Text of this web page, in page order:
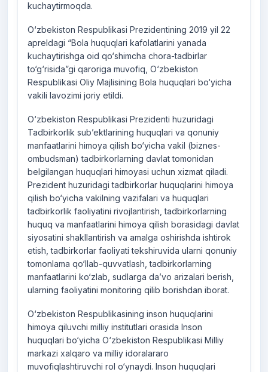
kuchaytirmoqda.
O‘zbekiston Respublikasi Prezidentining 2019 yil 22
apreldagi “Bola huquqlari kafolatlarini yanada
kuchaytirishga oid qo‘shimcha chora-tadbirlar
to‘g‘risida”gi qaroriga muvofiq, O‘zbekiston
Respublikasi Oliy Majlisining Bola huquqlari bo‘yicha
vakili lavozimi joriy etildi.
O‘zbekiston Respublikasi Prezidenti huzuridagi
Tadbirkorlik sub’ektlarining huquqlari va qonuniy
manfaatlarini himoya qilish bo‘yicha vakil (biznes-
ombudsman) tadbirkorlarning davlat tomonidan
belgilangan huquqlari himoyasi uchun xizmat qiladi.
Prezident huzuridagi tadbirkorlar huquqlarini himoya
qilish bo‘yicha vakilning vazifalari va huquqlari
tadbirkorlik faoliyatini rivojlantirish, tadbirkorlarning
huquq va manfaatlarini himoya qilish borasidagi davlat
siyosatini shakllantirish va amalga oshirishda ishtirok
etish, tadbirkorlar faoliyati tekshiruvida ularni qonuniy
tomonlama qo‘llab-quvvatlash, tadbirkorlarning
manfaatlarini ko‘zlab, sudlarga da’vo arizalari berish,
ularning faoliyatini monitoring qilib borishdan iborat.
O‘zbekiston Respublikasining inson huquqlarini
himoya qiluvchi milliy institutlari orasida Inson
huquqlari bo‘yicha O‘zbekiston Respublikasi Milliy
markazi xalqaro va milliy idoralararo
muvofiqlashtiruvchi rol o‘ynaydi. Inson huquqlari